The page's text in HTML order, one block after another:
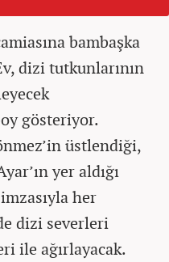
bambaşka
dizi tutkunlarının
gösteriyor.
üstlendiği,
yer aldığı
her
dizi severleri
ile ağırlayacak.